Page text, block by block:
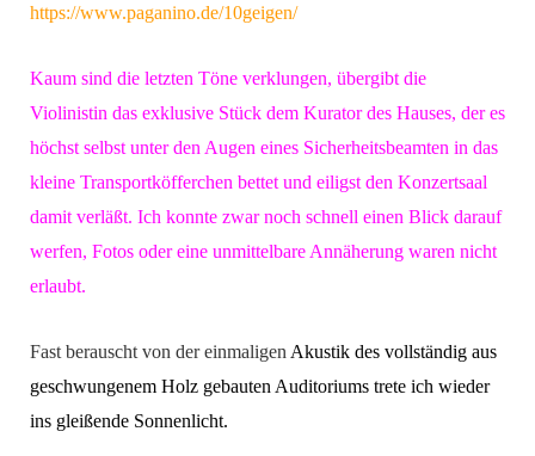
https://www.paganino.de/10geigen/
Kaum sind die letzten Töne verklungen, übergibt die
Violinistin das exklusive Stück dem Kurator des Hauses, der es
höchst selbst unter den Augen eines Sicherheitsbeamten in das
kleine Transportköfferchen bettet und eiligst den Konzertsaal
damit verläßt. Ich konnte zwar noch schnell einen Blick darauf
werfen, Fotos oder eine unmittelbare Annäherung waren nicht
erlaubt.
Fast berauscht von der einmaligen Akustik des vollständig aus
geschwungenem Holz gebauten Auditoriums trete ich wieder
ins gleißende Sonnenlicht.